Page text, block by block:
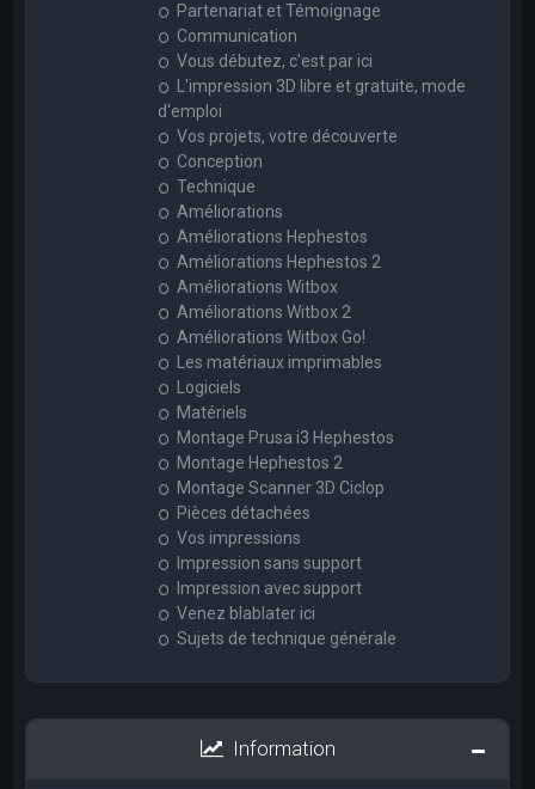
Partenariat et Témoignage
Communication
Vous débutez, c'est par ici
L'impression 3D libre et gratuite, mode
d'emploi
Vos projets, votre découverte
Conception
Technique
Améliorations
Améliorations Hephestos
Améliorations Hephestos 2
Améliorations Witbox
Améliorations Witbox 2
Améliorations Witbox Go!
Les matériaux imprimables
Logiciels
Matériels
Montage Prusa i3 Hephestos
Montage Hephestos 2
Montage Scanner 3D Ciclop
Pièces détachées
Vos impressions
Impression sans support
Impression avec support
Venez blablater ici
Sujets de technique générale
Information